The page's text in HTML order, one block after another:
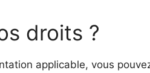
droits ?
applicable, vous